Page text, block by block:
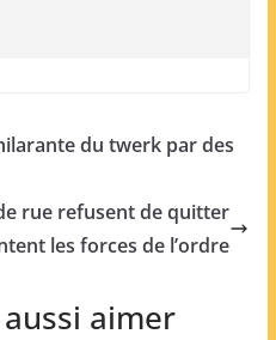
du twerk par des
rue refusent de quitter
les forces de l’ordre
aimer